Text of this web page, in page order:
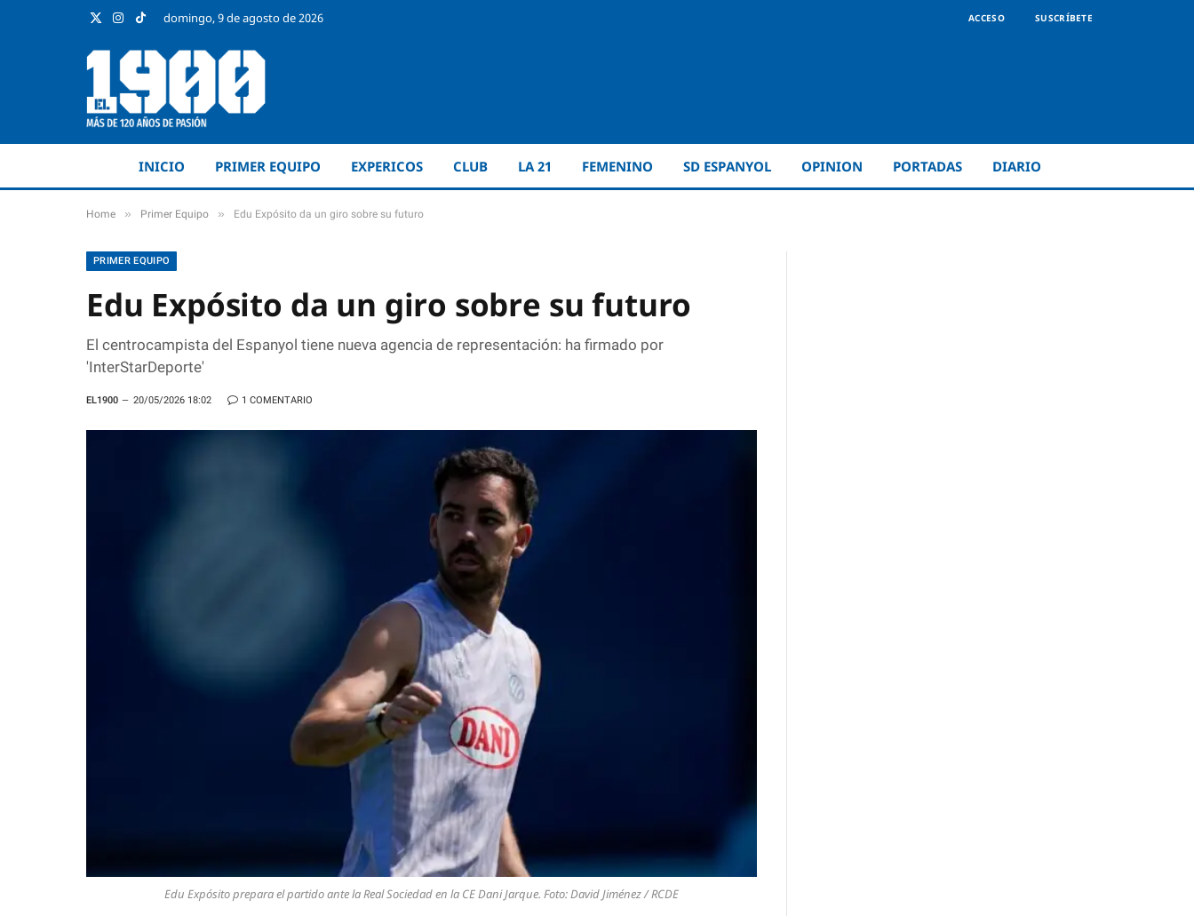
X
Instagram
TikTokdomingo, 9 de agosto de 2026 ACCESO SUSCRÍBETE
INICIO PRIMER EQUIPO EXPERICOS CLUB LA 21 FEMENINO SD ESPANYOL OPINION PORTADAS DIARIO
Home » Primer Equipo » Edu Expósito da un giro sobre su futuro
PRIMER EQUIPO
Edu Expósito da un giro sobre su futuro
El centrocampista del Espanyol tiene nueva agencia de representación: ha firmado por
'InterStarDeporte'
EL1900 20/05/2026 18:02 1 COMENTARIO
Edu Expósito prepara el partido ante la Real Sociedad en la CE Dani Jarque. Foto: David Jiménez / RCDE